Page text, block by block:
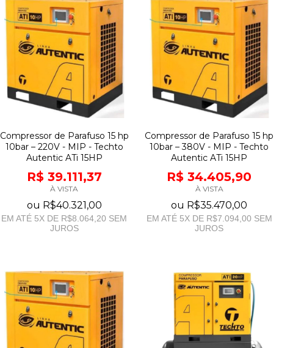
Compressor de Parafuso 15 hp
10bar – 220V - MIP - Techto
Autentic ATi 15HP
R$ 39.111,37
À VISTA
ou R$40.321,00
EM ATÉ 5X DE R$8.064,20 SEM
JUROS
Compressor de Parafuso 15 hp
10bar – 380V - MIP - Techto
Autentic ATi 15HP
R$ 34.405,90
À VISTA
ou R$35.470,00
EM ATÉ 5X DE R$7.094,00 SEM
JUROS